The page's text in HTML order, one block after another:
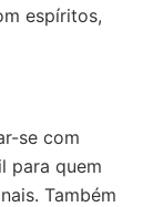
espíritos,
se com
para quem
Também